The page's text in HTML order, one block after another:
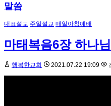
말씀
대표설교 주일설교 매일아침예배
마태복음6장 하나
행복한교회 2021.07.22 19:09